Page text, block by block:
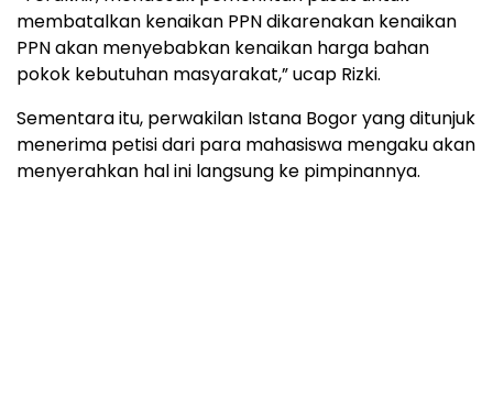
membatalkan kenaikan PPN dikarenakan kenaikan
PPN akan menyebabkan kenaikan harga bahan
pokok kebutuhan masyarakat,” ucap Rizki.
Sementara itu, perwakilan Istana Bogor yang ditunjuk
menerima petisi dari para mahasiswa mengaku akan
menyerahkan hal ini langsung ke pimpinannya.